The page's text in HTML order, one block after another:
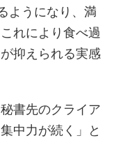
ようになり、満
れにより食べ過
抑えられる実感
書先のクライア
中力が続く」と